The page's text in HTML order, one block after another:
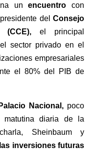
un encuentro
presidente del Consejo
(CCE), el principal
sector privado en el
empresariales
el 80% del PIB de
Nacional, poco
matutina diaria de la
Sheinbaum y
inversiones futuras